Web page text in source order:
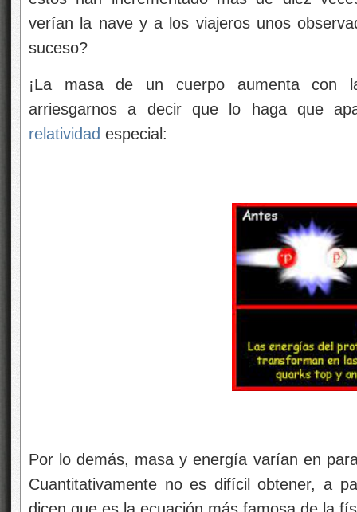
verían la nave y a los viajeros unos
suceso?
¡La masa de un cuerpo aumenta con
arriesgarnos a decir que lo haga que
relatividad especial:
Por lo demás, masa y energía varían en
Cuantitativamente no es difícil obtener, a